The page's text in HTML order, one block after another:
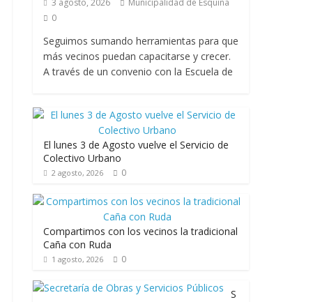
3 agosto, 2026
Municipalidad de Esquina
0
Seguimos sumando herramientas para que
más vecinos puedan capacitarse y crecer.
A través de un convenio con la Escuela de
El lunes 3 de Agosto vuelve el Servicio de
Colectivo Urbano
2 agosto, 2026 0
Compartimos con los vecinos la tradicional
Caña con Ruda
1 agosto, 2026 0
S